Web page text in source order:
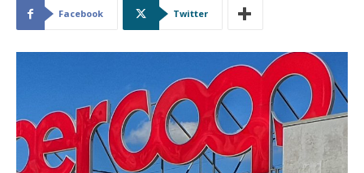
Facebook Twitter